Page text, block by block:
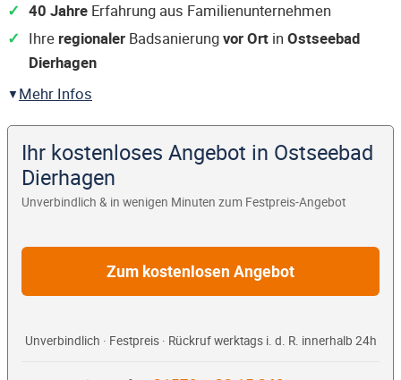
40 Jahre Erfahrung aus Familienunternehmen
Ihre regionaler Badsanierungvor Ort in Ostseebad
Dierhagen
Mehr Infos
Ihr kostenloses Angebot in Ostseebad
Dierhagen
Unverbindlich & in wenigen Minuten zum Festpreis-Angebot
Zum kostenlosen Angebot
Unverbindlich · Festpreis · Rückruf werktags i. d. R. innerhalb 24h